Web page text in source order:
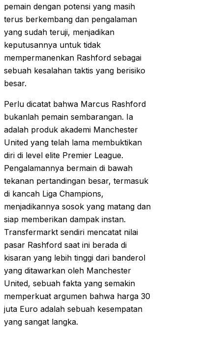
pemain dengan potensi yang masih
terus berkembang dan pengalaman
yang sudah teruji, menjadikan
keputusannya untuk tidak
mempermanenkan Rashford sebagai
sebuah kesalahan taktis yang berisiko
besar.
Perlu dicatat bahwa Marcus Rashford
bukanlah pemain sembarangan. Ia
adalah produk akademi Manchester
United yang telah lama membuktikan
diri di level elite Premier League.
Pengalamannya bermain di bawah
tekanan pertandingan besar, termasuk
di kancah Liga Champions,
menjadikannya sosok yang matang dan
siap memberikan dampak instan.
Transfermarkt sendiri mencatat nilai
pasar Rashford saat ini berada di
kisaran yang lebih tinggi dari banderol
yang ditawarkan oleh Manchester
United, sebuah fakta yang semakin
memperkuat argumen bahwa harga 30
juta Euro adalah sebuah kesempatan
yang sangat langka.